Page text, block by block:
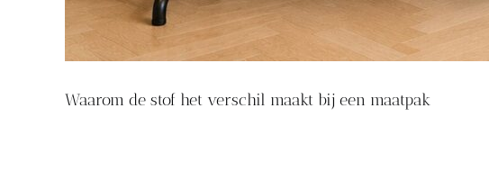
Waarom de stof het verschil maakt bij een maatpak